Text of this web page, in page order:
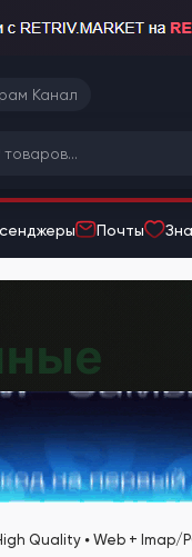
Канал
Почты
Quality ⦁ Web + Imap/